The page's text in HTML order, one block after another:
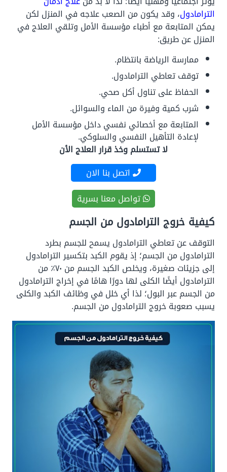
الترامادول، وقد يكون من الصعب علاجه في المنزل لكن
يمكن المتابعة مع أطباء مؤسسة الأمل وتلقي العلاج في
المنزل عن طريق:
ممارسة الرياضة بانتظام.
توقف تعاطي الترامادول.
الحفاظ على تناول أكل صحي.
شرب كمية وفيرة من الماء والسوائل.
المتابعة مع أخصائي نفسي داخل مؤسسة الأمل
لإعادة التأهيل النفسي والسلوكي.
لا تستسلم وخذ قرار العلاج الأن
اتصل بنا الان
تواصل معنا بسرية
كيفية خروج الترامادول من الجسم
التوقف عن تعاطي الترامادول يسمح للجسم بطرد
الترامادول من الجسم؛ إذ يقوم الكبد بتكسير الترامادول
إلى جزيئات صغيرة، ويخلص الكبد الجسم من ٧٠٪ من
الترامادول أيضًا الكلى لها دورًا هامًا في إخراج الترامادول
من الجسم عبر البول؛ لذا أي خلل في وظائف الكبد والكلى
يسبب صعوبة خروج الترامادول من الجسم.